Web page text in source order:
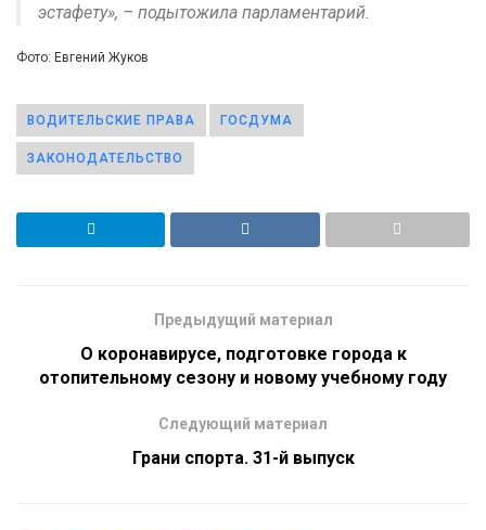
эстафету», – подытожила парламентарий.
Фото: Евгений Жуков
ВОДИТЕЛЬСКИЕ ПРАВА ГОСДУМА
ЗАКОНОДАТЕЛЬСТВО
Предыдущий материал
О коронавирусе, подготовке города к
отопительному сезону и новому учебному году
Следующий материал
Грани спорта. 31-й выпуск